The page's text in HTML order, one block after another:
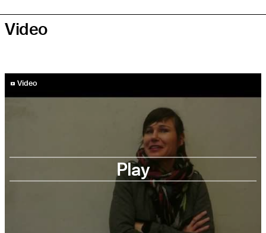
Video
YouTube-Video abspielen
Video
Play